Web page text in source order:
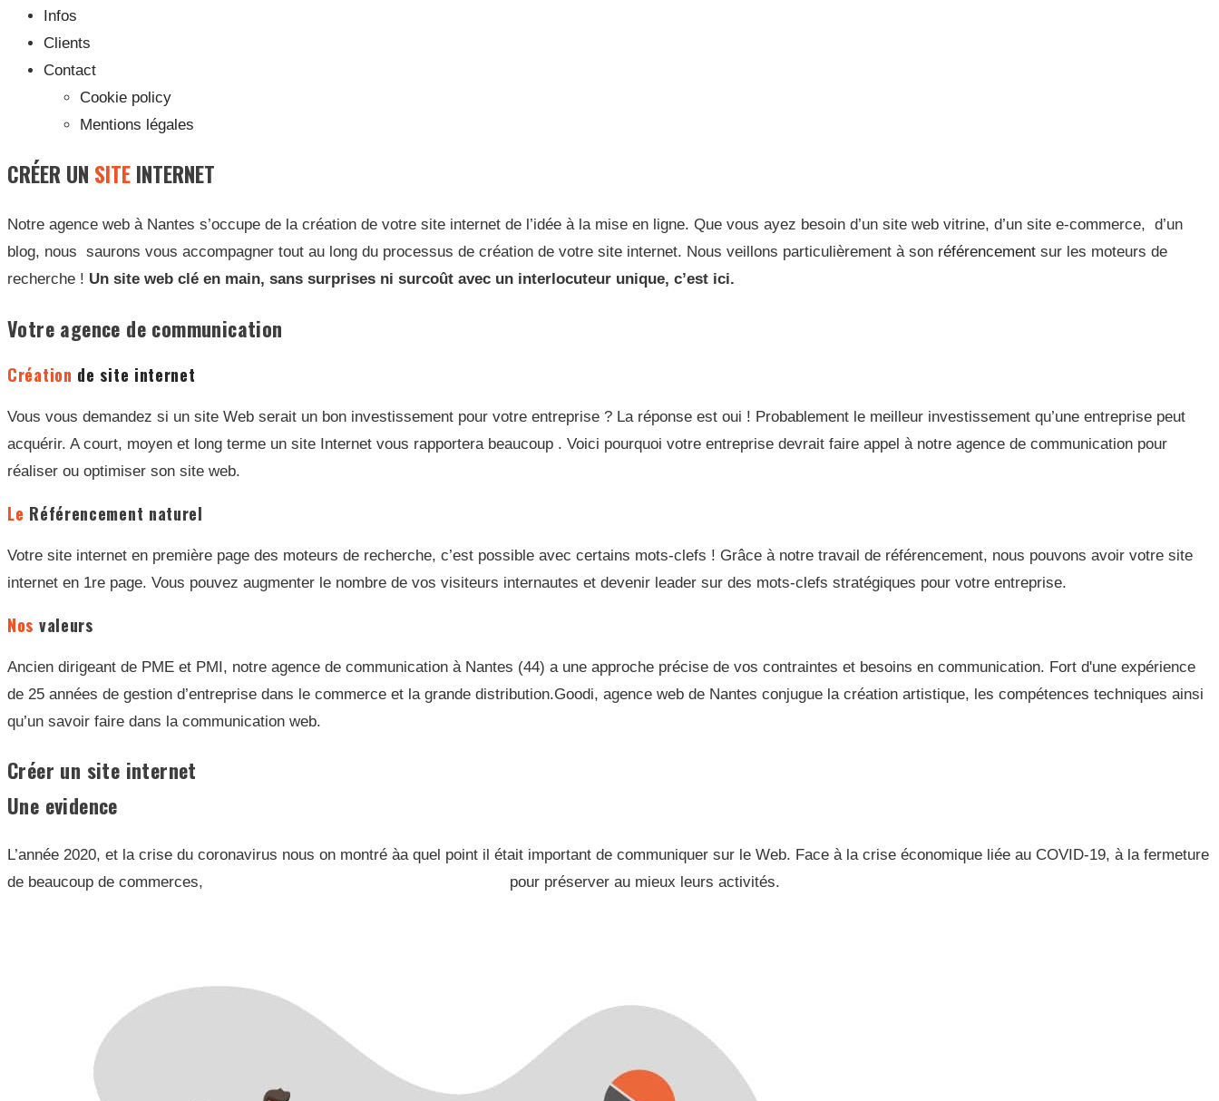
Infos
Clients
Contact
Cookie policy
Mentions légales
CRÉER UN SITE INTERNET
Notre agence web à Nantes s’occupe de la création de votre site internet de l’idée à la mise en ligne. Que vous ayez besoin d’un site web vitrine, d’un site e-commerce, d’un
blog, nous saurons vous accompagner tout au long du processus de création de votre site internet. Nous veillons particulièrement à son référencement sur les moteurs de
recherche ! Un site web clé en main, sans surprises ni surcoût avec un interlocuteur unique, c’est ici.
Votre agence de communication
Création de site internet
Vous vous demandez si un site Web serait un bon investissement pour votre entreprise ? La réponse est oui ! Probablement le meilleur investissement qu’une entreprise peut
acquérir. A court, moyen et long terme un site Internet vous rapportera beaucoup . Voici pourquoi votre entreprise devrait faire appel à notre agence de communication pour
réaliser ou optimiser son site web.
Le Référencement naturel
Votre site internet en première page des moteurs de recherche, c’est possible avec certains mots-clefs ! Grâce à notre travail de référencement, nous pouvons avoir votre site
internet en 1re page. Vous pouvez augmenter le nombre de vos visiteurs internautes et devenir leader sur des mots-clefs stratégiques pour votre entreprise.
Nos valeurs
Ancien dirigeant de PME et PMI, notre agence de communication à Nantes (44) a une approche précise de vos contraintes et besoins en communication. Fort d'une expérience
de 25 années de gestion d’entreprise dans le commerce et la grande distribution.Goodi, agence web de Nantes conjugue la création artistique, les compétences techniques ainsi
qu’un savoir faire dans la communication web.
Créer un site internet
Une evidence
L’année 2020, et la crise du coronavirus nous on montré àa quel point il était important de communiquer sur le Web. Face à la crise économique liée au COVID-19, à la fermeture
de beaucoup de commerces,
pour préserver au mieux leurs activités.